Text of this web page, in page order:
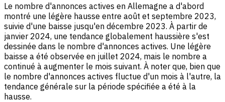
Le nombre d'annonces actives en Allemagne a d'abord
montré une légère hausse entre août et septembre 2023,
suivie d'une baisse jusqu'en décembre 2023. À partir de
janvier 2024, une tendance globalement haussière s'est
dessinée dans le nombre d'annonces actives. Une légère
baisse a été observée en juillet 2024, mais le nombre a
continué à augmenter le mois suivant. À noter que, bien que
le nombre d'annonces actives fluctue d'un mois à l'autre, la
tendance générale sur la période spécifiée a été à la
hausse.